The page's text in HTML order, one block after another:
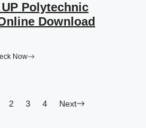
UP Polytechnic
Download
Now
2 3 4 Next